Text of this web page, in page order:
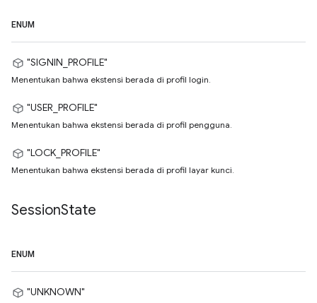
ENUM
"SIGNIN_PROFILE"
Menentukan bahwa ekstensi berada di profil login.
"USER_PROFILE"
Menentukan bahwa ekstensi berada di profil pengguna.
"LOCK_PROFILE"
Menentukan bahwa ekstensi berada di profil layar kunci.
SessionState
ENUM
"UNKNOWN"